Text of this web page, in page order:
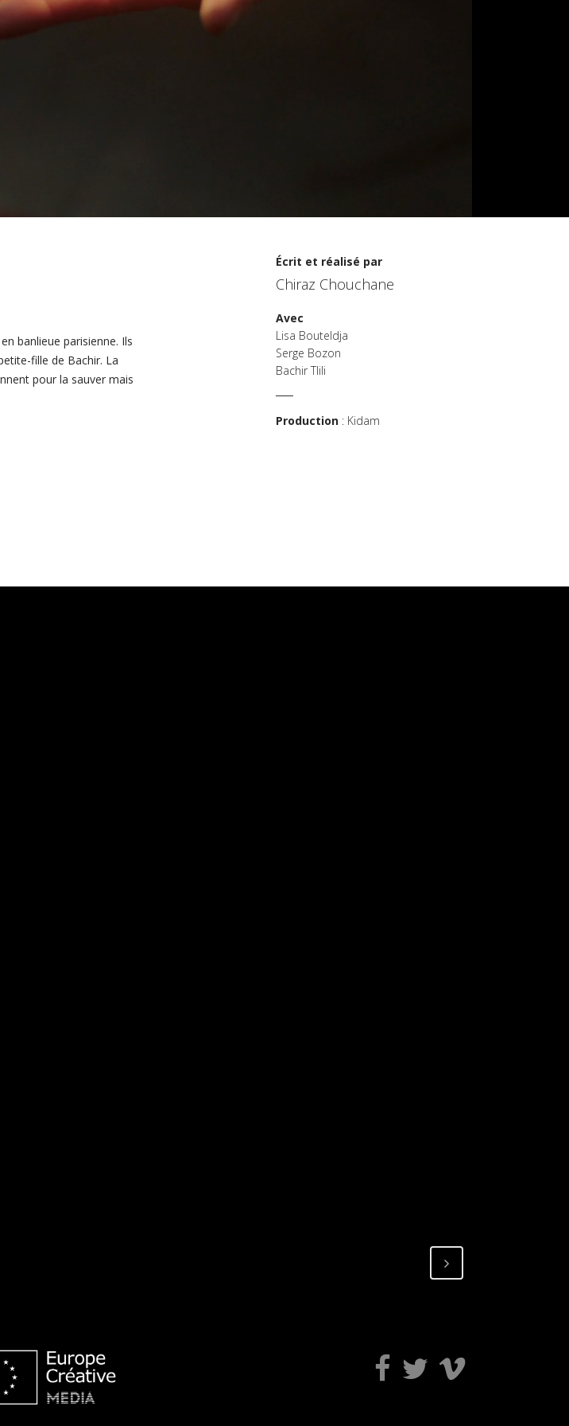
banlieue parisienne. Ils
fille de Bachir. La
pour la sauver mais
Écrit et réalisé par
Chiraz Chouchane
Avec
Lisa Bouteldja
Serge Bozon
Bachir Tlili
Production : Kidam